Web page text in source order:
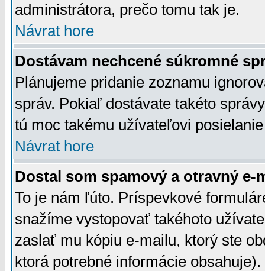
administrátora, prečo tomu tak je.
Návrat hore
Dostávam nechcené súkromné
Plánujeme pridanie zoznamu
správ. Pokiaľ dostávate takéto
tú moc takému užívateľovi
Návrat hore
Dostal som spamový a otravný e-
To je nám ľúto. Príspevkové
snažíme vystopovať takéhoto
zaslať mu kópiu e-mailu, ktorý ste
ktorá potrebné informácie